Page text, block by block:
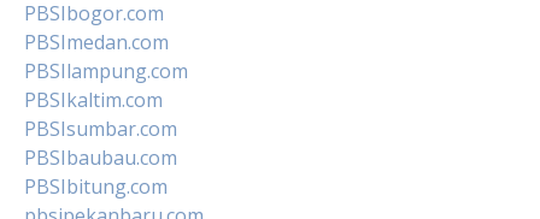
PBSIbogor.com
PBSImedan.com
PBSIlampung.com
PBSIkaltim.com
PBSIsumbar.com
PBSIbaubau.com
PBSIbitung.com